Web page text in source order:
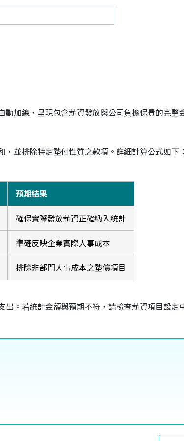
加總，呈現包含薪資發放與公司負擔保費的完整
並排除特定墊付性質之款項。詳細計算公式如下：
預期結果
確保實際發放薪資正確納入統計
準確反映企業實際人事成本
排除非部門人事成本之墊償項目
。若統計金額與預期不符，請檢查薪資項目設定